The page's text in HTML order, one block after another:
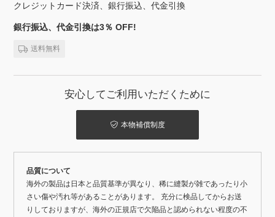
クレジットカード決済、銀行振込、代金引換
銀行振込、代金引換は3％ OFF!
送料無料
安心してご利用いただくために
本物補償制度
品質について
海外の製品は日本と品質基準が異なり、稀に縫製が雑であったり小
さい傷や汚れ等があることがあります。 充分に検品してからお送
りしておりますが、海外の正規店で欠陥品と認められない程度の不